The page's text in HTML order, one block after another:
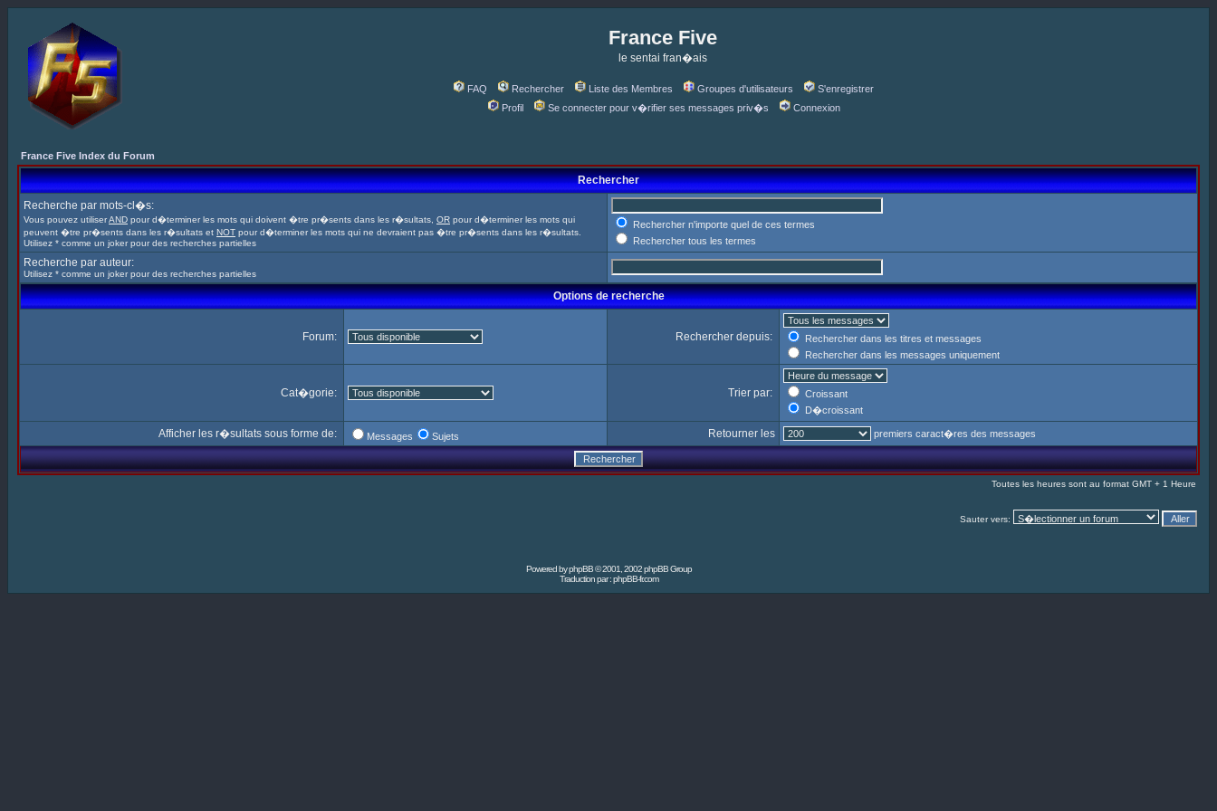
France Five
le sentai fran�ais
FAQ Rechercher Liste des Membres Groupes d'utilisateurs
S'enregistrer
Profil
Se connecter pour v�rifier ses messages priv�s Connexion
France Five Index du Forum
Rechercher
Recherche par mots-cl�s:
Vous pouvez utiliserAND pour d�terminer les mots qui doivent �tre pr�sents dans les r�sultats, OR pour d�terminer les mots qui
peuvent �tre pr�sents dans les r�sultats et NOT pour d�terminer les mots qui ne devraient pas �tre pr�sents dans les r�sultats.
Utilisez * comme un joker pour des recherches partielles
Rechercher n'importe quel de ces termes
Rechercher tous les termes
Recherche par auteur:
Utilisez * comme un joker pour des recherches partielles
Options de recherche
Forum: Rechercher depuis:
Rechercher dans les titres et messages
Rechercher dans les messages uniquement
Cat�gorie: Trier par:
Croissant
D�croissant
Afficher les r�sultats sous forme de: Messages Sujets Retourner les premiers caract�res des messages
Toutes les heures sont au format GMT + 1 Heure
Sauter vers:
Powered byphpBB© 2001, 2002 phpBB Group
Traduction par :phpBB-fr.com